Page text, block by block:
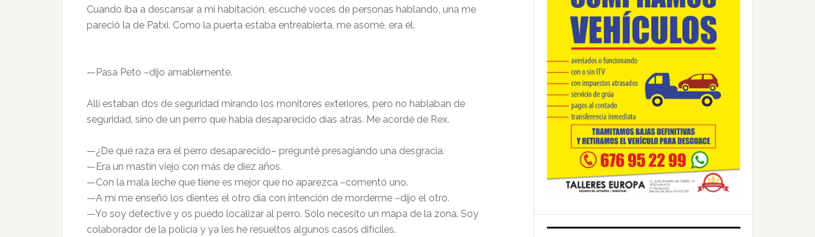
Cuando iba a descansar a mi habitación, escuché voces de personas hablando, una me
pareció la de Patxi. Como la puerta estaba entreabierta, me asomé, era él.
—Pasa Peto –dijo amablemente.
Allí estaban dos de seguridad mirando los monitores exteriores, pero no hablaban de
seguridad, sino de un perro que había desaparecido días atrás. Me acordé de Rex.
—¿De qué raza era el perro desaparecido– pregunté presagiando una desgracia.
—Era un mastín viejo con más de diez años.
—Con la mala leche que tiene es mejor que no aparezca –comentó uno.
—A mí me enseñó los dientes el otro día con intención de morderme –dijo el otro.
—Yo soy detective y os puedo localizar al perro. Sólo necesito un mapa de la zona. Soy
colaborador de la policía y ya les he resueltos algunos casos difíciles.